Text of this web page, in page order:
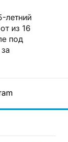
летний
из 16
под